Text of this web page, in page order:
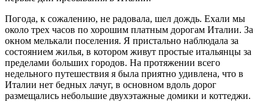
Погода, к сожалению, не радовала, шел дождь. Ехали мы
около трех часов по хорошим платным дорогам Италии. За
окном мелькали поселения. Я пристально наблюдала за
состоянием жилья, в котором живут простые итальянцы за
пределами больших городов. На протяжении всего
недельного путешествия я была приятно удивлена, что в
Италии нет бедных лачуг, в основном вдоль дорог
размещались небольшие двухэтажные домики и коттеджи.